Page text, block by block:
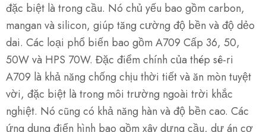
đặc biệt là trong cầu. Nó chủ yếu bao gồm carbon,
mangan và silicon, giúp tăng cường độ bền và độ dẻo
dai. Các loại phổ biến bao gồm A709 Cấp 36, 50,
50W và HPS 70W. Đặc điểm chính của thép sê-ri
A709 là khả năng chống chịu thời tiết và ăn mòn tuyệt
vời, đặc biệt là trong môi trường ngoài trời khắc
nghiệt. Nó cũng có khả năng hàn và độ bền cao. Các
ứng dụng điển hình bao gồm xây dựng cầu, dự án cơ